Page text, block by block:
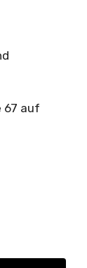
67 auf